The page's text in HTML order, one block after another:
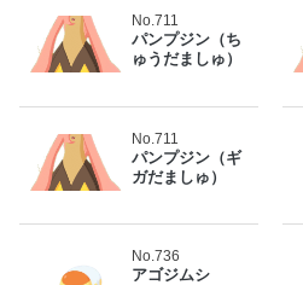
No.711
パンプジン（ち
ゅうだましゅ）
No.711
パンプジン（ギ
ガだましゅ）
No.736
アゴジムシ